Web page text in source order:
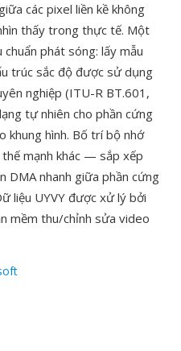
các pixel liền kề không
thấy trong thực tế. Một
phát sóng: lấy mẫu
trúc sắc độ được sử dụng
nghiệp (ITU-R BT.601,
tự nhiên cho phần cứng
khung hình. Bố trí bộ nhớ
mạnh khác — sắp xếp
nhanh giữa phần cứng
liệu UYVY được xử lý bởi
mềm thu/chỉnh sửa video